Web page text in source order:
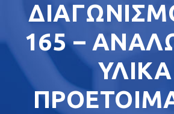
165 –
ΥΛΙΚΑ